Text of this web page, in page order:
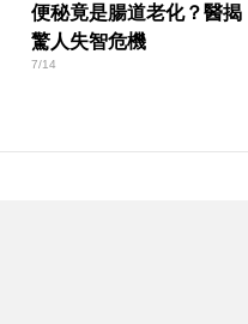
便秘竟是腸道老化？醫揭
驚人失智危機
7/14